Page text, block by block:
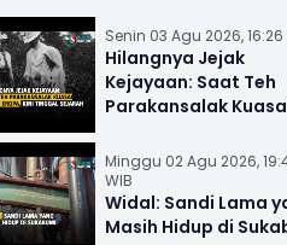
Senin 03 Agu 2026, 16:26
Hilangnya Jejak
Kejayaan: Saat Teh
Parakansalak
Sejarah
Minggu 02 Agu 2026,
WIB
Widal: Sandi Lama
Masih Hidup di